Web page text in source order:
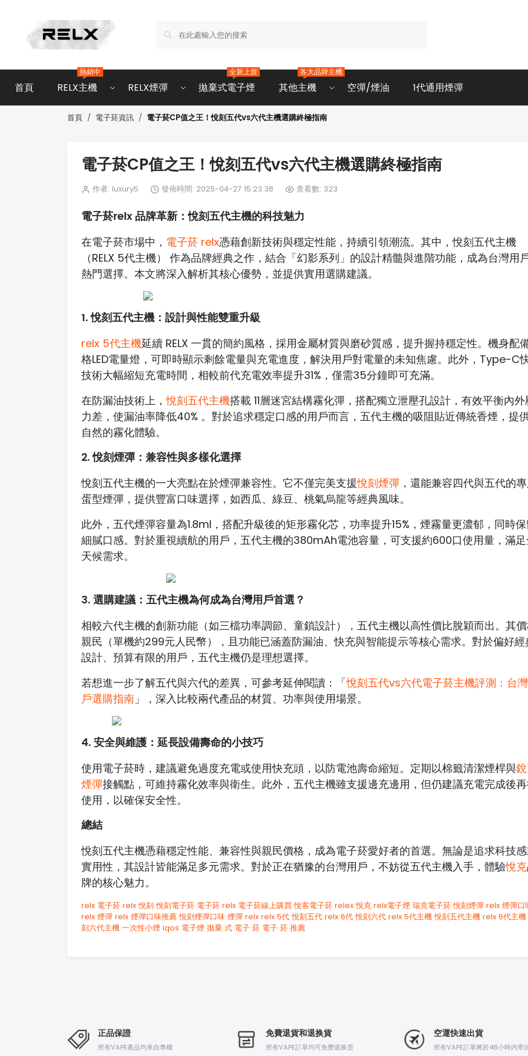
首頁 RELX主機
熱銷中
RELX煙彈 拋棄式電子煙
全新上貨
其他主機
各大品牌主機
空彈/煙油 1代通用煙彈
首頁 電子菸資訊 電子菸CP值之王！悅刻五代vs六代主機選購終極指南
電子菸CP值之王！悅刻五代vs六代主機選購終極指南
作者: luxury5 發佈時間: 2025-04-27 15:23:38 查看數: 323
電子菸relx 品牌革新：悅刻五代主機的科技魅力
在電子菸市場中， 電子菸 relx憑藉創新技術與穩定性能，持續引領潮流。其中，悅刻五代主機
（RELX 5代主機） 作為品牌經典之作，結合「幻影系列」的設計精髓與進階功能，成為台灣用
熱門選擇。本文將深入解析其核心優勢，並提供實用選購建議。
1. 悅刻五代主機：設計與性能雙重升級
relx 5代主機延續 RELX 一貫的簡約風格，採用金屬材質與磨砂質感，提升握持穩定性。機身配
格LED電量燈，可即時顯示剩餘電量與充電進度，解決用戶對電量的未知焦慮。此外，Type-C
技術大幅縮短充電時間，相較前代充電效率提升31%，僅需35分鐘即可充滿。
在防漏油技術上，悅刻五代主機搭載 11層迷宮結構霧化彈，搭配獨立泄壓孔設計，有效平衡內外
力差，使漏油率降低40% 。對於追求穩定口感的用戶而言，五代主機的吸阻貼近傳統香煙，提
自然的霧化體驗。
2. 悅刻煙彈：兼容性與多樣化選擇
悅刻五代主機的一大亮點在於煙彈兼容性。它不僅完美支援悅刻煙彈 ，還能兼容四代與五代的
蛋型煙彈，提供豐富口味選擇，如西瓜、綠豆、桃氣烏龍等經典風味。
此外，五代煙彈容量為1.8ml，搭配升級後的矩形霧化芯，功率提升15%，煙霧量更濃郁，同時保
細膩口感。對於重視續航的用戶，五代主機的380mAh電池容量，可支援約600口使用量，滿
天候需求。
3. 選購建議：五代主機為何成為台灣用戶首選？
相較六代主機的創新功能（如三檔功率調節、童鎖設計），五代主機以高性價比脫穎而出。其
親民（單機約299元人民幣），且功能已涵蓋防漏油、快充與智能提示等核心需求。對於偏好經
設計、預算有限的用戶，五代主機仍是理想選擇。
若想進一步了解五代與六代的差異，可參考延伸閱讀：「悅刻五代vs六代電子菸主機評測：台
戶選購指南 」，深入比較兩代產品的材質、功率與使用場景。
4. 安全與維護：延長設備壽命的小技巧
使用電子菸時，建議避免過度充電或使用快充頭，以防電池壽命縮短。定期以棉籤清潔煙桿與
煙彈接觸點，可維持霧化效率與衛生。此外，五代主機雖支援邊充邊用，但仍建議充電完成後
使用，以確保安全性。
總結
悅刻五代主機憑藉穩定性能、兼容性與親民價格，成為電子菸愛好者的首選。無論是追求科技
實用性，其設計皆能滿足多元需求。對於正在猶豫的台灣用戶，不妨從五代主機入手，體驗悅克
牌的核心魅力。
relx 電子菸 relx 悅刻 悅刻電子菸 電子菸 relx 電子菸線上購買 悅客電子菸 relex 悅克 relx電子煙 瑞克電子菸 悅刻煙彈 relx 煙彈口
relx 煙彈 relx 煙彈口味推薦 悅刻煙彈口味 煙彈 relx relx 5代 悅刻五代 relx 6代 悅刻六代 relx 5代主機 悅刻五代主機 relx 6代主機
刻六代主機 一次性小煙 iqos 電子煙​ 拋棄 式 電子 菸​ 電子 菸 推薦
正品保證
所有VAPE產品均來自專櫃
免費退貨和退换貨
所有VAPE訂單均可免费退换货
空運快速出貨
所有VAPE訂單將於48小時内寄